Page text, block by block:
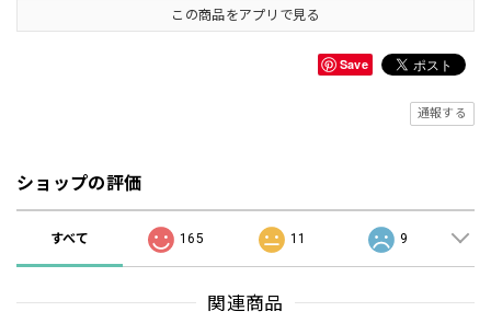
この商品をアプリで見る
Save
通報する
ショップの評価
すべて 165 11 9
関連商品